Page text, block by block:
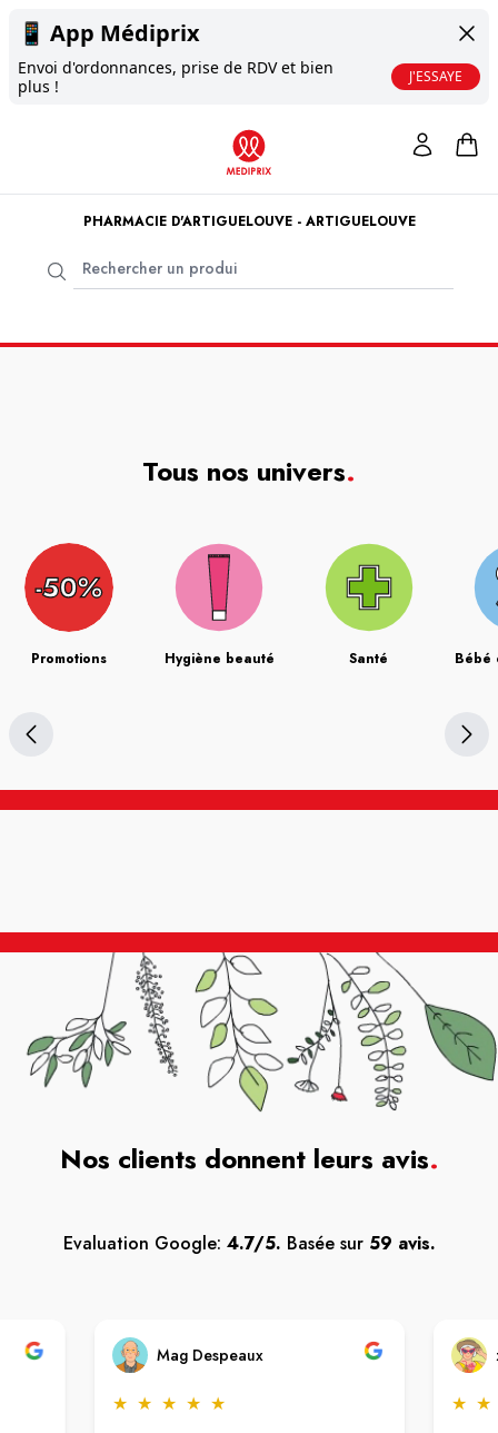
📱 App Médiprix
Envoi d'ordonnances, prise de RDV et bien
plus !
J'ESSAYE
PHARMACIE D'ARTIGUELOUVE - ARTIGUELOUVE
Tous nos univers.
Promotions Hygiène beauté Santé Bébé
Nos clients donnent leurs avis.
Evaluation Google: 4.7/5. Basée sur 59 avis.
Mag Despeaux
★ ★ ★ ★ ★ ★ ★